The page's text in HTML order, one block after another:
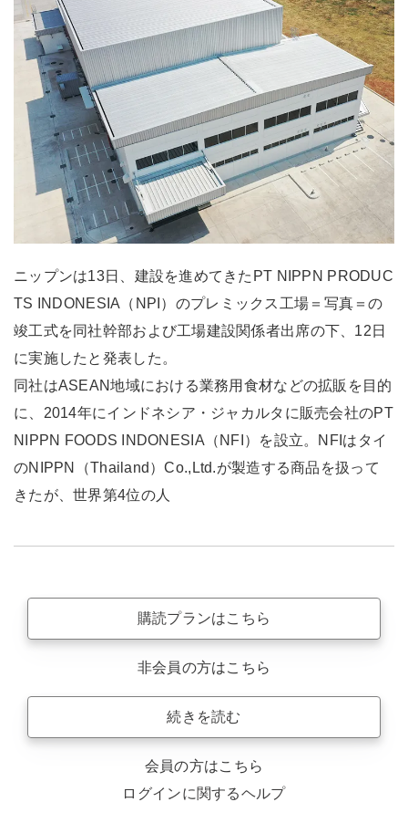
ニップンは13日、建設を進めてきたPT NIPPN PRODUC
TS INDONESIA（NPI）のプレミックス工場＝写真＝の
竣工式を同社幹部および工場建設関係者出席の下、12日
に実施したと発表した。
同社はASEAN地域における業務用食材などの拡販を目的
に、2014年にインドネシア・ジャカルタに販売会社のPT
NIPPN FOODS INDONESIA（NFI）を設立。NFIはタイ
のNIPPN（Thailand）Co.,Ltd.が製造する商品を扱って
きたが、世界第4位の人
購読プランはこちら
非会員の方はこちら
続きを読む
会員の方はこちら
ログインに関するヘルプ